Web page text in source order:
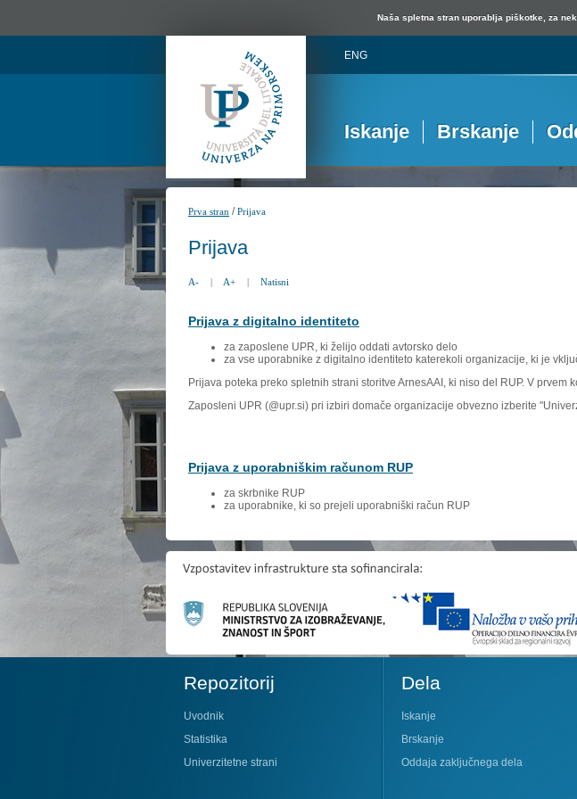
Naša spletna stran uporablja piškotke, za
ENG
Iskanje Brskanje
Prva stran /Prijava
Prijava
A- | A+ | Natisni
Prijava z digitalno identiteto
za zaposlene UPR, ki želijo oddati avtorsko delo
za vse uporabnike z digitalno identiteto katerekoli organizacije, ki je
Prijava poteka preko spletnih strani storitve ArnesAAI, ki niso del RUP. V prvem
Zaposleni UPR (@upr.si) pri izbiri domače organizacije obvezno izberite
Prijava z uporabniškim računom RUP
za skrbnike RUP
za uporabnike, ki so prejeli uporabniški račun RUP
Repozitorij
Uvodnik
Statistika
Univerzitetne strani
Dela
Iskanje
Brskanje
Oddaja zaključnega dela